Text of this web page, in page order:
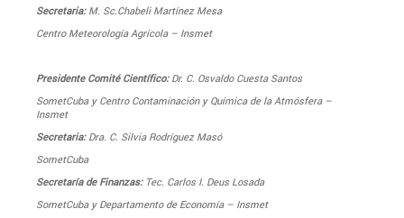
Secretaria:M. Sc.Chabeli Martínez Mesa
Centro Meteorología Agrícola – Insmet
Presidente Comité Científico:Dr. C. Osvaldo Cuesta Santos
SometCuba y Centro Contaminación y Química de la Atmósfera –
Insmet
Secretaria: Dra. C. Silvia Rodríguez Masó
SometCuba
Secretaría de Finanzas:Tec. Carlos I. Deus Losada
SometCuba y Departamento de Economía – Insmet